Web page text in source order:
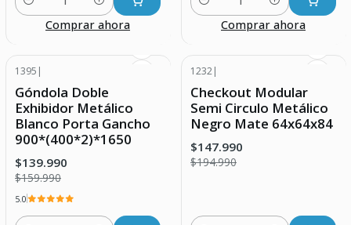
Cantidad
Comprar ahora
Cantidad
Comprar ahora
1395 |
Góndola Doble
Exhibidor Metálico
Blanco Porta Gancho
900*(400*2)*1650
$139.990
$159.990
5.0
1232|
Checkout Modular
Semi Circulo Metálico
Negro Mate 64x64x84
$147.990
$194.990